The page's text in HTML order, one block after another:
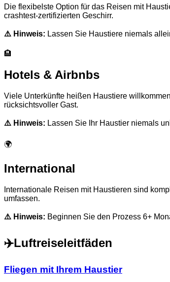
Die flexibelste Option für das Reisen mit
crashtest-zertifizierten Geschirr.
⚠️ Hinweis: Lassen Sie Haustiere niemals
🏨
Hotels & Airbnbs
Viele Unterkünfte heißen Haustiere
rücksichtsvoller Gast.
⚠️ Hinweis: Lassen Sie Ihr Haustier niemals
🌍
International
Internationale Reisen mit Haustieren sind
umfassen.
⚠️ Hinweis: Beginnen Sie den Prozess 6+
✈️Luftreiseleitfäden
Fliegen mit Ihrem Haustier